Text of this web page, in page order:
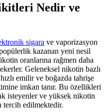
Nedir ve
sigara ve vaporizasyon
popülerlik kazanan yeni nesil
oranlarına rağmen daha
Geleneksel nikotin bazlı
emilir ve boğazda tahrişe
imkan tanır. Bu özellikleri
isteyenler ve yüksek nikotin
tercih edilmektedir.